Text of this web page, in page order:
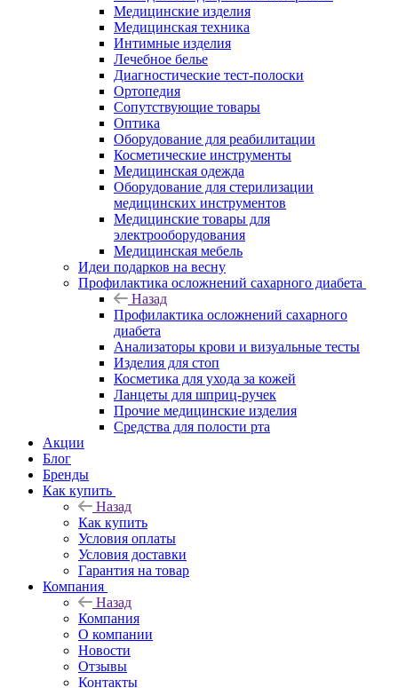
Медицинские изделия
Медицинская техника
Интимные изделия
Лечебное белье
Диагностические тест-полоски
Ортопедия
Сопутствующие товары
Оптика
Оборудование для реабилитации
Косметические инструменты
Медицинская одежда
Оборудование для стерилизации
медицинских инструментов
Медицинские товары для
электрооборудования
Медицинская мебель
Идеи подарков на весну
Профилактика осложнений сахарного диабета
Назад
Профилактика осложнений сахарного
диабета
Анализаторы крови и визуальные тесты
Изделия для стоп
Косметика для ухода за кожей
Ланцеты для шприц-ручек
Прочие медицинские изделия
Средства для полости рта
Акции
Блог
Бренды
Как купить
Назад
Как купить
Условия оплаты
Условия доставки
Гарантия на товар
Компания
Назад
Компания
О компании
Новости
Отзывы
Контакты